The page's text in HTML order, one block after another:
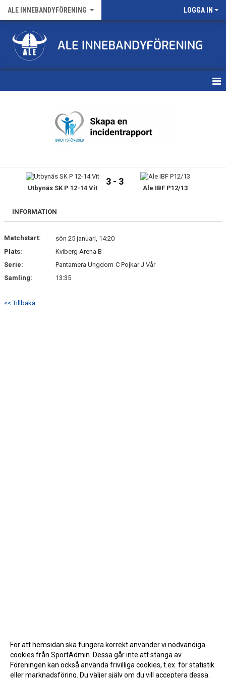
ALE INNEBANDYFÖRENING LOGGA IN
FÖRENINGENS MATCHER
NYHETSARKIV
MEDLEMSKAP
Utbynäs SK P 12-14 Vit
3 - 3
Ale IBF P12/13
INFORMATION
Matchstart:
sön 25 januari, 14:20
Plats:
Kviberg Arena B
Serie:
Pantamera Ungdom-C Pojkar J Vår
Samling:
13:35
<< Tillbaka
För att hemsidan ska fungera korrekt använder vi nödvändiga
cookies från SportAdmin. Dessa går inte att stänga av.
Föreningen kan också använda frivilliga cookies, t.ex. för statistik
eller marknadsföring. Du väljer själv om du vill acceptera dessa.